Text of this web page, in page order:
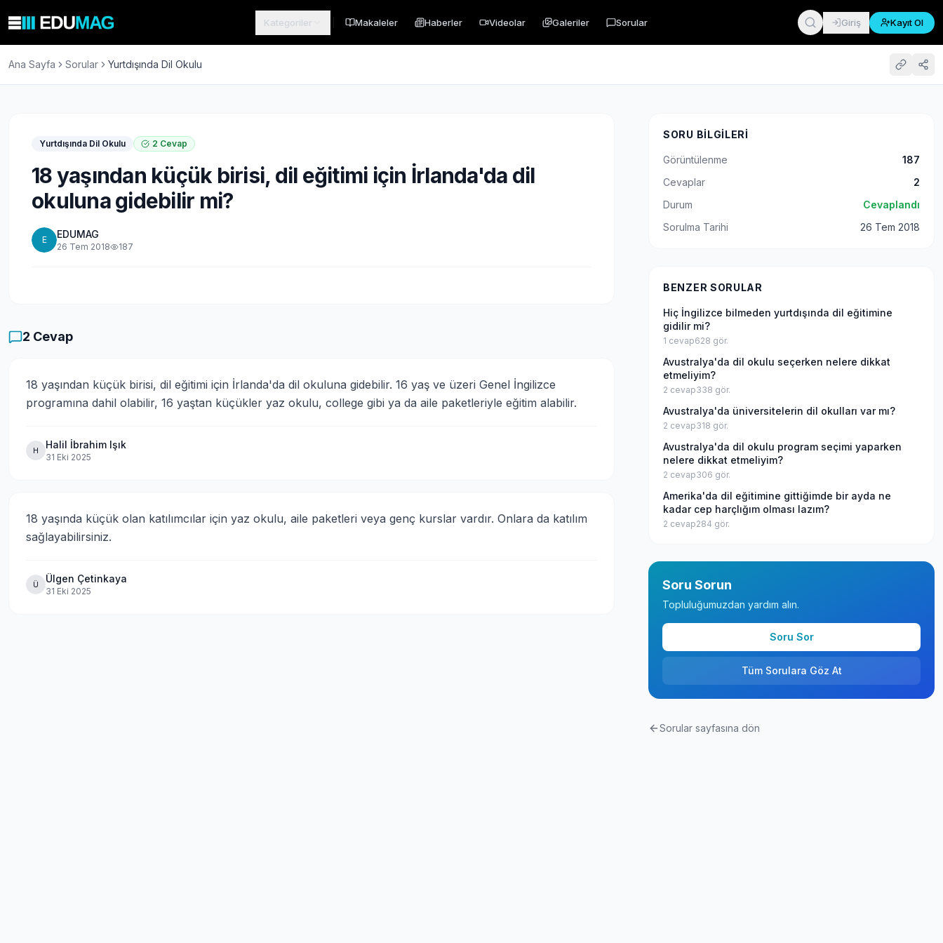
Kategoriler Makaleler Haberler Videolar Galeriler Sorular Giriş Kayıt Ol
Ana Sayfa Sorular Yurtdışında Dil Okulu
Yurtdışında Dil Okulu 2 Cevap
18 yaşından küçük birisi, dil eğitimi için İrlanda'da dil
okuluna gidebilir mi?
E EDUMAG
26 Tem 2018 187
2 Cevap
18 yaşından küçük birisi, dil eğitimi için İrlanda'da dil okuluna gidebilir. 16 yaş ve üzeri Genel İngilizce
programına dahil olabilir, 16 yaştan küçükler yaz okulu, college gibi ya da aile paketleriyle eğitim alabilir.
H Halil İbrahim Işık
31 Eki 2025
18 yaşında küçük olan katılımcılar için yaz okulu, aile paketleri veya genç kurslar vardır. Onlara da katılım
sağlayabilirsiniz.
Ü Ülgen Çetinkaya
31 Eki 2025
SORU BILGILERI
Görüntülenme
187
Cevaplar
2
Durum
Cevaplandı
Sorulma Tarihi
26 Tem 2018
BENZER SORULAR
Hiç İngilizce bilmeden yurtdışında dil eğitimine
gidilir mi?
1 cevap628 gör.
Avustralya'da dil okulu seçerken nelere dikkat
etmeliyim?
2 cevap338 gör.
Avustralya'da üniversitelerin dil okulları var mı?
2 cevap318 gör.
Avustralya'da dil okulu program seçimi yaparken
nelere dikkat etmeliyim?
2 cevap306 gör.
Amerika'da dil eğitimine gittiğimde bir ayda ne
kadar cep harçlığım olması lazım?
2 cevap284 gör.
Soru Sorun
Topluluğumuzdan yardım alın.
Soru Sor
Tüm Sorulara Göz At
Sorular sayfasına dön